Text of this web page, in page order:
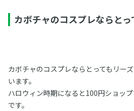
カボチャのコスプレならとっ
カボチャのコスプレならとってもリー
います。
ハロウィン時期になると100円ショッ
です。